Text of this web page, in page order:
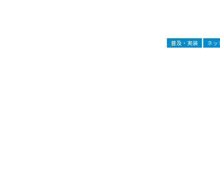
普及・実装 ネッ